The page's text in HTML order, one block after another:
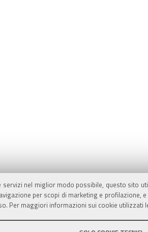
servizi nel miglior modo possibile, questo sito
per scopi di marketing e
Per maggiori informazioni sui cookie utilizzati